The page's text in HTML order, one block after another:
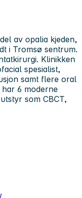
av opalia kjeden,
i Tromsø sentrum.
Klinikken
spesialist,
samt flere oral
6 moderne
som CBCT,